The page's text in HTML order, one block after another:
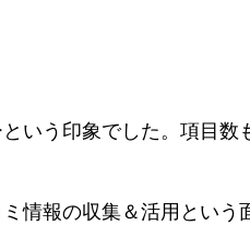
いう印象でした。項目
報の収集＆活用という